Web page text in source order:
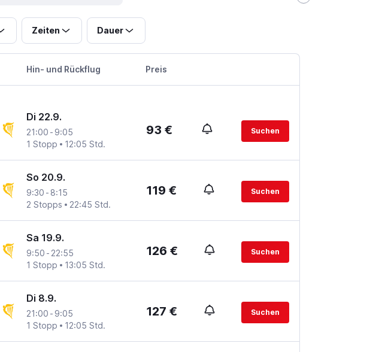
Zeiten Dauer
Hin- und Rückflug Preis
Di 22.9.
21:00 - 9:05
1 Stopp
12:05 Std.
93 € Suchen
So 20.9.
9:30 - 8:15
2 Stopps
22:45 Std.
119 € Suchen
Sa 19.9.
9:50 - 22:55
1 Stopp
13:05 Std.
126 € Suchen
Di 8.9.
21:00 - 9:05
1 Stopp
12:05 Std.
127 € Suchen